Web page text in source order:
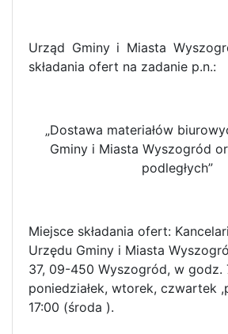
Urząd Gminy i Miasta
składania ofert na zadanie p.n.:
„Dostawa materiałów
Gminy i Miasta Wyszogród
podległych”
Miejsce składania ofert:
Urzędu Gminy i Miasta
37, 09-450 Wyszogród, w godz.
poniedziałek, wtorek, czwartek
17:00 (środa ).